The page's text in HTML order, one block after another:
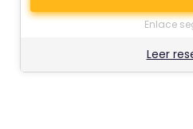
Enlace
Leer